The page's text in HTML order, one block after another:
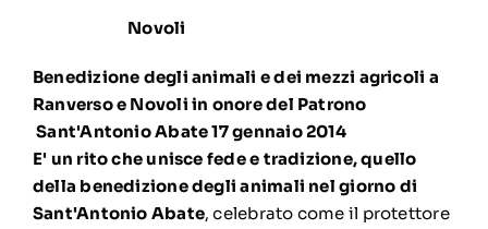
Novoli
Benedizione degli animali e dei mezzi agricoli a
Ranverso e Novoli in onore del Patrono
Sant'Antonio Abate 17 gennaio 2014
E' un rito che unisce fede e tradizione, quello
della benedizione degli animali nel giorno di
Sant'Antonio Abate, celebrato come il protettore